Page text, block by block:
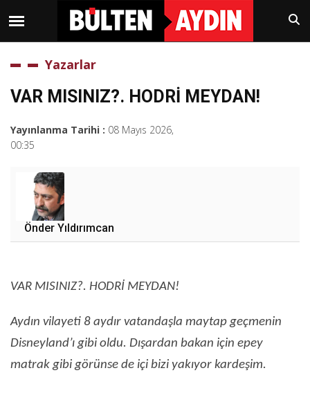
Yazarlar
VAR MISINIZ?. HODRİ MEYDAN!
Yayınlanma Tarihi : 08 Mayıs 2026,
00:35
Önder Yıldırımcan
VAR MISINIZ?. HODRİ MEYDAN!
Aydın vilayeti 8 aydır vatandaşla maytap geçmenin
Disneyland’ı gibi oldu. Dışardan bakan için epey
matrak gibi görünse de içi bizi yakıyor kardeşim.